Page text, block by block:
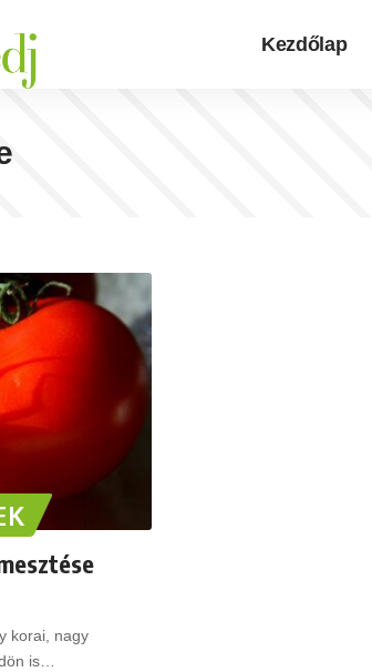
Kezdőlap
korai, nagy
is